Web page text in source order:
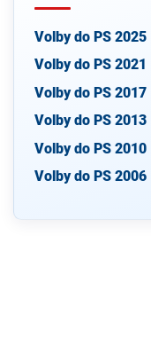
Volby do PS 2025
Volby do PS 2021
Volby do PS 2017
Volby do PS 2013
Volby do PS 2010
Volby do PS 2006